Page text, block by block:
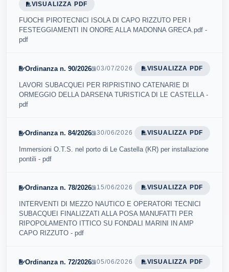
VISUALIZZA PDF
FUOCHI PIROTECNICI ISOLA DI CAPO RIZZUTO PER I
FESTEGGIAMENTI IN ONORE ALLA MADONNA GRECA.pdf -
pdf
Ordinanza n. 90/2026 03/07/2026 VISUALIZZA PDF
LAVORI SUBACQUEI PER RIPRISTINO CATENARIE DI
ORMEGGIO DELLA DARSENA TURISTICA DI LE CASTELLA -
pdf
Ordinanza n. 84/2026 30/06/2026 VISUALIZZA PDF
Immersioni O.T.S. nel porto di Le Castella (KR) per installazione
pontili - pdf
Ordinanza n. 78/2026 15/06/2026 VISUALIZZA PDF
INTERVENTI DI MEZZO NAUTICO E OPERATORI TECNICI
SUBACQUEI FINALIZZATI ALLA POSA MANUFATTI PER
RIPOPOLAMENTO ITTICO SU FONDALI MARINI IN AMP
CAPO RIZZUTO - pdf
Ordinanza n. 72/2026 05/06/2026 VISUALIZZA PDF